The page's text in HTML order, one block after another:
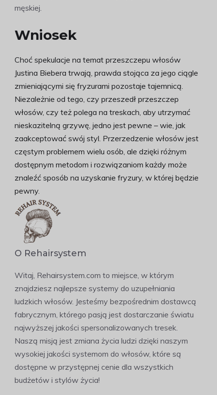
męskiej.
Wniosek
Choć spekulacje na temat przeszczepu włosów
Justina Biebera trwają, prawda stojąca za jego ciągle
zmieniającymi się fryzurami pozostaje tajemnicą.
Niezależnie od tego, czy przeszedł przeszczep
włosów, czy też polega na treskach, aby utrzymać
nieskazitelną grzywę, jedno jest pewne – wie, jak
zaakceptować swój styl. Przerzedzenie włosów jest
częstym problemem wielu osób, ale dzięki różnym
dostępnym metodom i rozwiązaniom każdy może
znaleźć sposób na uzyskanie fryzury, w której będzie
pewny.
O Rehairsystem
Witaj, Rehairsystem.com to miejsce, w którym
znajdziesz najlepsze systemy do uzupełniania
ludzkich włosów. Jesteśmy bezpośrednim dostawcą
fabrycznym, którego pasją jest dostarczanie światu
najwyższej jakości spersonalizowanych tresek.
Naszą misją jest zmiana życia ludzi dzięki naszym
wysokiej jakości systemom do włosów, które są
dostępne w przystępnej cenie dla wszystkich
budżetów i stylów życia!